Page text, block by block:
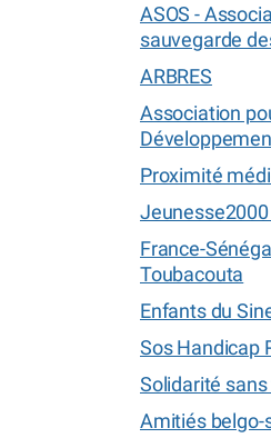
ASOS -
sauvegarde
ARBRES
Association
Proximité
France-
Toubacouta
Enfants du
Sos Handicap
Solidarité
Amitiés belgo-